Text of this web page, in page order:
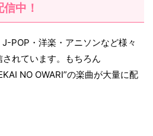
中！
POP・洋楽・アニソンなど様々
れています。もちろん
NO OWARI”の楽曲が大量に配